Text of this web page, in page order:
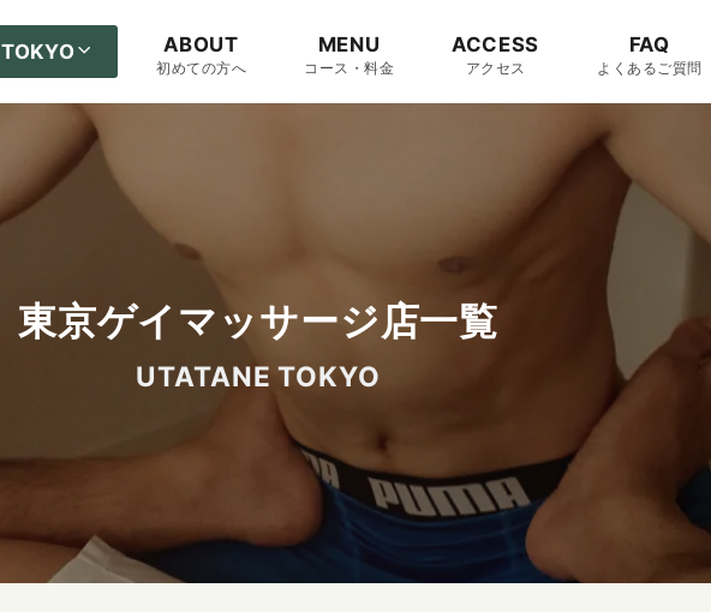
TOKYO ABOUT
初めての方へ
MENU
コース・料金
ACCESS
アクセス
FAQ
よくあるご質問
東京ゲイマッサージ店一覧
UTATANE TOKYO